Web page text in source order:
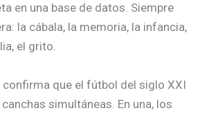
en una base de datos. Siempre
la cábala, la memoria, la infancia,
el grito.
confirma que el fútbol del siglo XXI
simultáneas. En una, los